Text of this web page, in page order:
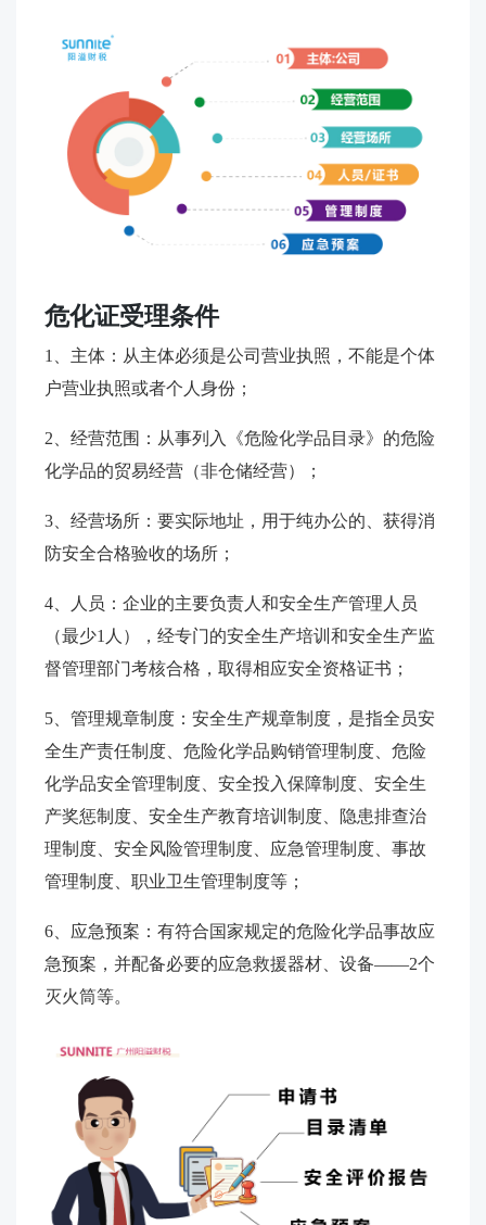
危化证受理条件
1、主体：从主体必须是公司营业执照，不能是个体
户营业执照或者个人身份；
2、经营范围：从事列入《危险化学品目录》的危险
化学品的贸易经营（非仓储经营）；
3、经营场所：要实际地址，用于纯办公的、获得消
防安全合格验收的场所；
4、人员：企业的主要负责人和安全生产管理人员
（最少1人），经专门的安全生产培训和安全生产监
督管理部门考核合格，取得相应安全资格证书；
5、管理规章制度：安全生产规章制度，是指全员安
全生产责任制度、危险化学品购销管理制度、危险
化学品安全管理制度、安全投入保障制度、安全生
产奖惩制度、安全生产教育培训制度、隐患排查治
理制度、安全风险管理制度、应急管理制度、事故
管理制度、职业卫生管理制度等；
6、应急预案：有符合国家规定的危险化学品事故应
急预案，并配备必要的应急救援器材、设备——2个
灭火筒等。